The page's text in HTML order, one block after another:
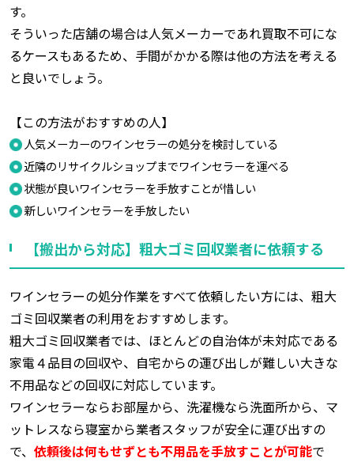
す。
そういった店舗の場合は人気メーカーであれ買取不可にな
るケースもあるため、手間がかかる際は他の方法を考える
と良いでしょう。
【この方法がおすすめの人】
人気メーカーのワインセラーの処分を検討している
近隣のリサイクルショップまでワインセラーを運べる
状態が良いワインセラーを手放すことが惜しい
新しいワインセラーを手放したい
【搬出から対応】粗大ゴミ回収業者に依頼する
ワインセラーの処分作業をすべて依頼したい方には、粗大
ゴミ回収業者の利用をおすすめします。
粗大ゴミ回収業者では、ほとんどの自治体が未対応である
家電４品目の回収や、自宅からの運び出しが難しい大きな
不用品などの回収に対応しています。
ワインセラーならお部屋から、洗濯機なら洗面所から、マ
ットレスなら寝室から業者スタッフが安全に運び出すの
で、 依頼後は何もせずとも不用品を手放すことが可能で